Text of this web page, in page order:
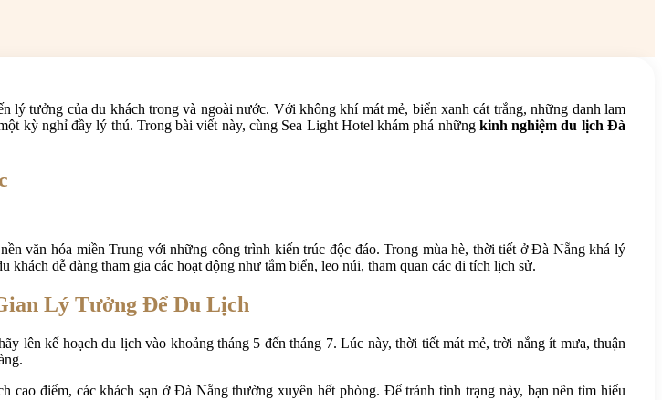
tưởng của du khách trong và ngoài nước. Với không khí mát mẻ, biển xanh cát trắng, những danh lam
kỳ nghỉ đầy lý thú. Trong bài viết này, cùng Sea Light Hotel khám phá những kinh nghiệm du lịch Đà
văn hóa miền Trung với những công trình kiến trúc độc đáo. Trong mùa hè, thời tiết ở Đà Nẵng khá lý
dễ dàng tham gia các hoạt động như tắm biển, leo núi, tham quan các di tích lịch sử.
Lý Tưởng Để Du Lịch
lên kế hoạch du lịch vào khoảng tháng 5 đến tháng 7. Lúc này, thời tiết mát mẻ, trời nắng ít mưa, thuận
điểm, các khách sạn ở Đà Nẵng thường xuyên hết phòng. Để tránh tình trạng này, bạn nên tìm hiểu